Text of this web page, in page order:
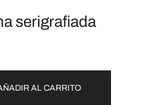
serigrafiada
AL CARRITO